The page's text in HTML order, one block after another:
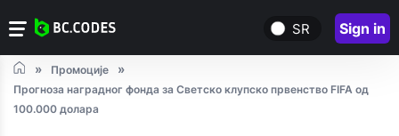
SR Sign in
Промоције
Прогноза наградног фонда за Светско клупско првенство FIFA од
100.000 долара